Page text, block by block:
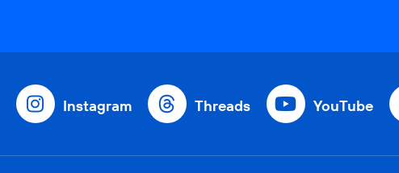
Instagram Threads YouTube